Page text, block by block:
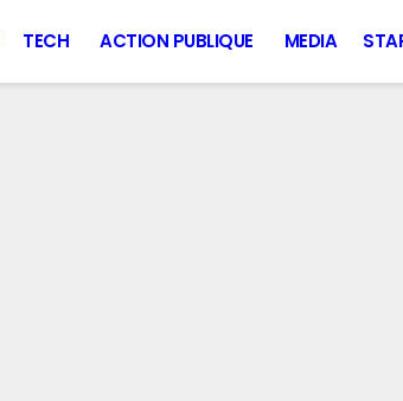
TECH ACTION PUBLIQUE MEDIA